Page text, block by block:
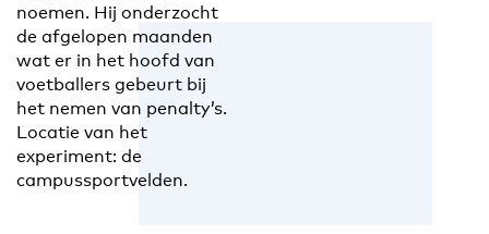
noemen. Hij onderzocht
de afgelopen maanden
wat er in het hoofd van
voetballers gebeurt bij
het nemen van penalty’s.
Locatie van het
experiment: de
campussportvelden.